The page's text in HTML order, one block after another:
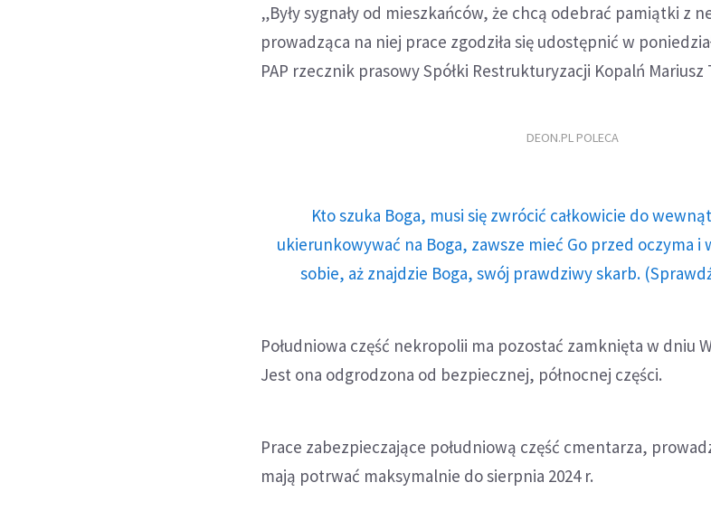
„Były sygnały od mieszkańców, że chcą odebrać pamiątki z
prowadząca na niej prace zgodziła się udostępnić w
PAP rzecznik prasowy Spółki Restrukturyzacji Kopalń Mariusz
DEON.PL POLECA
Kto szuka Boga, musi się zwrócić całkowicie do
ukierunkowywać na Boga, zawsze mieć Go przed oczyma
sobie, aż znajdzie Boga, swój prawdziwy skarb.
Południowa część nekropolii ma pozostać zamknięta w dniu
Jest ona odgrodzona od bezpiecznej, północnej części.
Prace zabezpieczające południową część cmentarza,
mają potrwać maksymalnie do sierpnia 2024 r.